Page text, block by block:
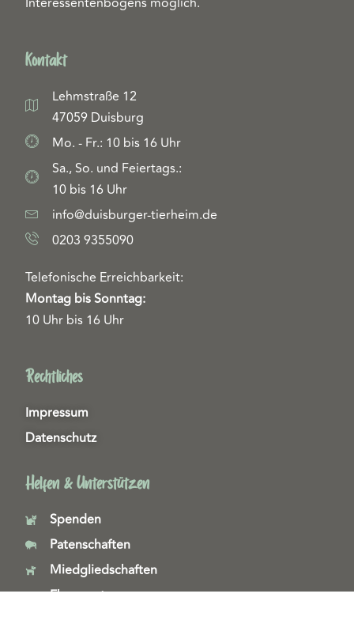
Kontakt
Lehmstraße 12
47059 Duisburg
Mo. - Fr.: 10 bis 16 Uhr
Sa., So. und Feiertags.:
10 bis 16 Uhr
info@duisburger-tierheim.de
0203 9355090
Telefonische Erreichbarkeit:
Montag bis Sonntag:
10 Uhr bis 16 Uhr
Rechtliches
Impressum
Datenschutz
Helfen & Unterstützen
Spenden
Patenschaften
Miedgliedschaften
Ehrenamt